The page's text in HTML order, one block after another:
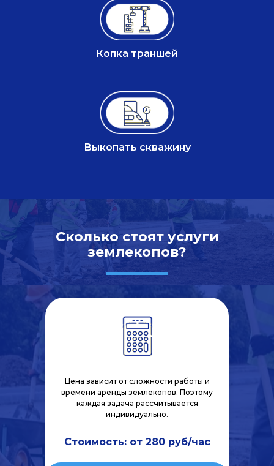
Выкопать скважину
Копка траншей
Сколько стоят услуги
землекопов?
Цена зависит от сложности работы и
времени аренды землекопов. Поэтому
каждая задача рассчитывается
индивидуально.
Стоимость: от 280 руб/час